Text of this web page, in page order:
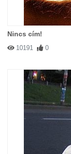
Nincs cím!
10191 0